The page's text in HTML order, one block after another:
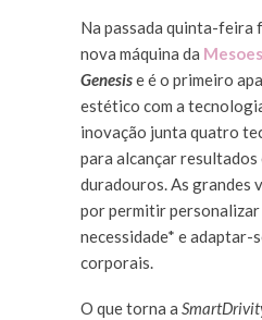
Na passada quinta-feira
nova máquina da
Genesise é o primeiro
estético com a
inovação junta quatro
para alcançar resultados
duradouros. As grandes
por permitir
necessidade* e adaptar-
corporais.
O que torna a